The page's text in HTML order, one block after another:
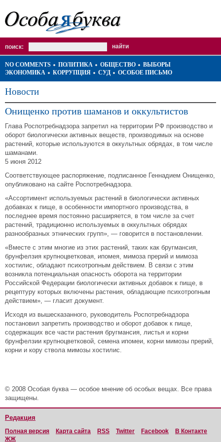
поиск:
NO COMMENTS ПОЛИТИКА ОБЩЕСТВО
ВЫБОРЫ
ЭКОНОМИКА
КОРРУПЦИЯ СУД ОСОБОЕ ПИСЬМО
Новости
Онищенко против шаманов и оккультистов
Глава Роспотребнадзора запретил на территории РФ производство и
оборот биологически активных веществ, производимых на основе
растений, которые используются в оккультных обрядах, в том числе
шаманами.
5 июня 2012
Соответствующее распоряжение, подписанное Геннадием Онищенко,
опубликовано на сайте Роспотребнадзора.
«Ассортимент используемых растений в биологически активных
добавках к пище, в особенности импортного производства, в
последнее время постоянно расширяется, в том числе за счет
растений, традиционно используемых в оккультных обрядах
разнообразных этнических групп», — говорится в постановлении.
«Вместе с этим многие из этих растений, таких как бругмансия,
брунфелзия крупноцветковая, ипомея, мимоза прерий и мимоза
хостилис, обладают психотропным действием. В связи с этим
возникла потенциальная опасность оборота на территории
Российской Федерации биологически активных добавок к пище, в
рецептуру которых включены растения, обладающие психотропным
действием», — гласит документ.
Исходя из вышесказанного, руководитель Роспотребнадзора
постановил запретить производство и оборот добавок к пище,
содержащих все части растения бругмансия, листья и корни
брунфелзии крупноцветковой, семена ипомеи, корни мимозы прерий,
корни и кору ствола мимозы хостилис.
© 2008 Особая буква — особое мнение об особых вещах. Все права
защищены.
Редакция
Полная версия Карта сайта RSS Twitter Facebook
В Контакте
ЖЖ